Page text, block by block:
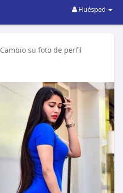
Huésped
Cambio su foto de perfil